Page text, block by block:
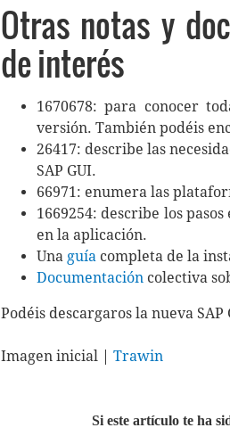
Otras notas y
de interés
1670678: para conocer
versión. También podéis
26417: describe las
SAP GUI.
66971: enumera las
1669254: describe los
en la aplicación.
Una guía completa de la
Documentación colectiva
Podéis descargaros la nueva
Imagen inicial | Trawin
Si este artículo te ha